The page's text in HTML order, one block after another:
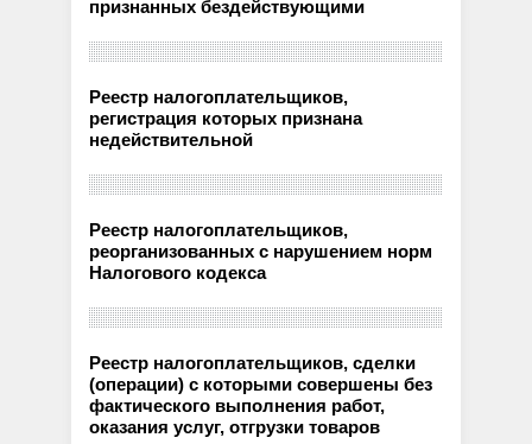
признанных бездействующими
Реестр налогоплательщиков,
регистрация которых признана
недействительной
Реестр налогоплательщиков,
реорганизованных с нарушением норм
Налогового кодекса
Реестр налогоплательщиков, сделки
(операции) с которыми совершены без
фактического выполнения работ,
оказания услуг, отгрузки товаров